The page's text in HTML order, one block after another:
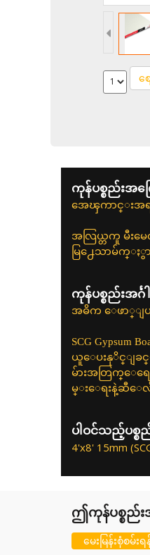
စ
ကုန်ပစ္စည်းအက
အေၾကာင္းအရ
အလြယ္တကူ မီးမ
မြ႕ေသာမ်က္ႏွ
ကုန်ပစ္စည်းအင်္ဂါ
အဓိက ေဖာ္ျ
SCG Gypsum
ယူေပးနုိင္ျခင္
မ်ားအတြက္ေရေ
မ္းေရးနဲ့ဆီေလ်ာ္
ပါဝင်သည့်ပစ္စည်
4'x8' 15mm
ဤကုန်ပစ္စည်းအ
မေးမြန်းစုံစမ်